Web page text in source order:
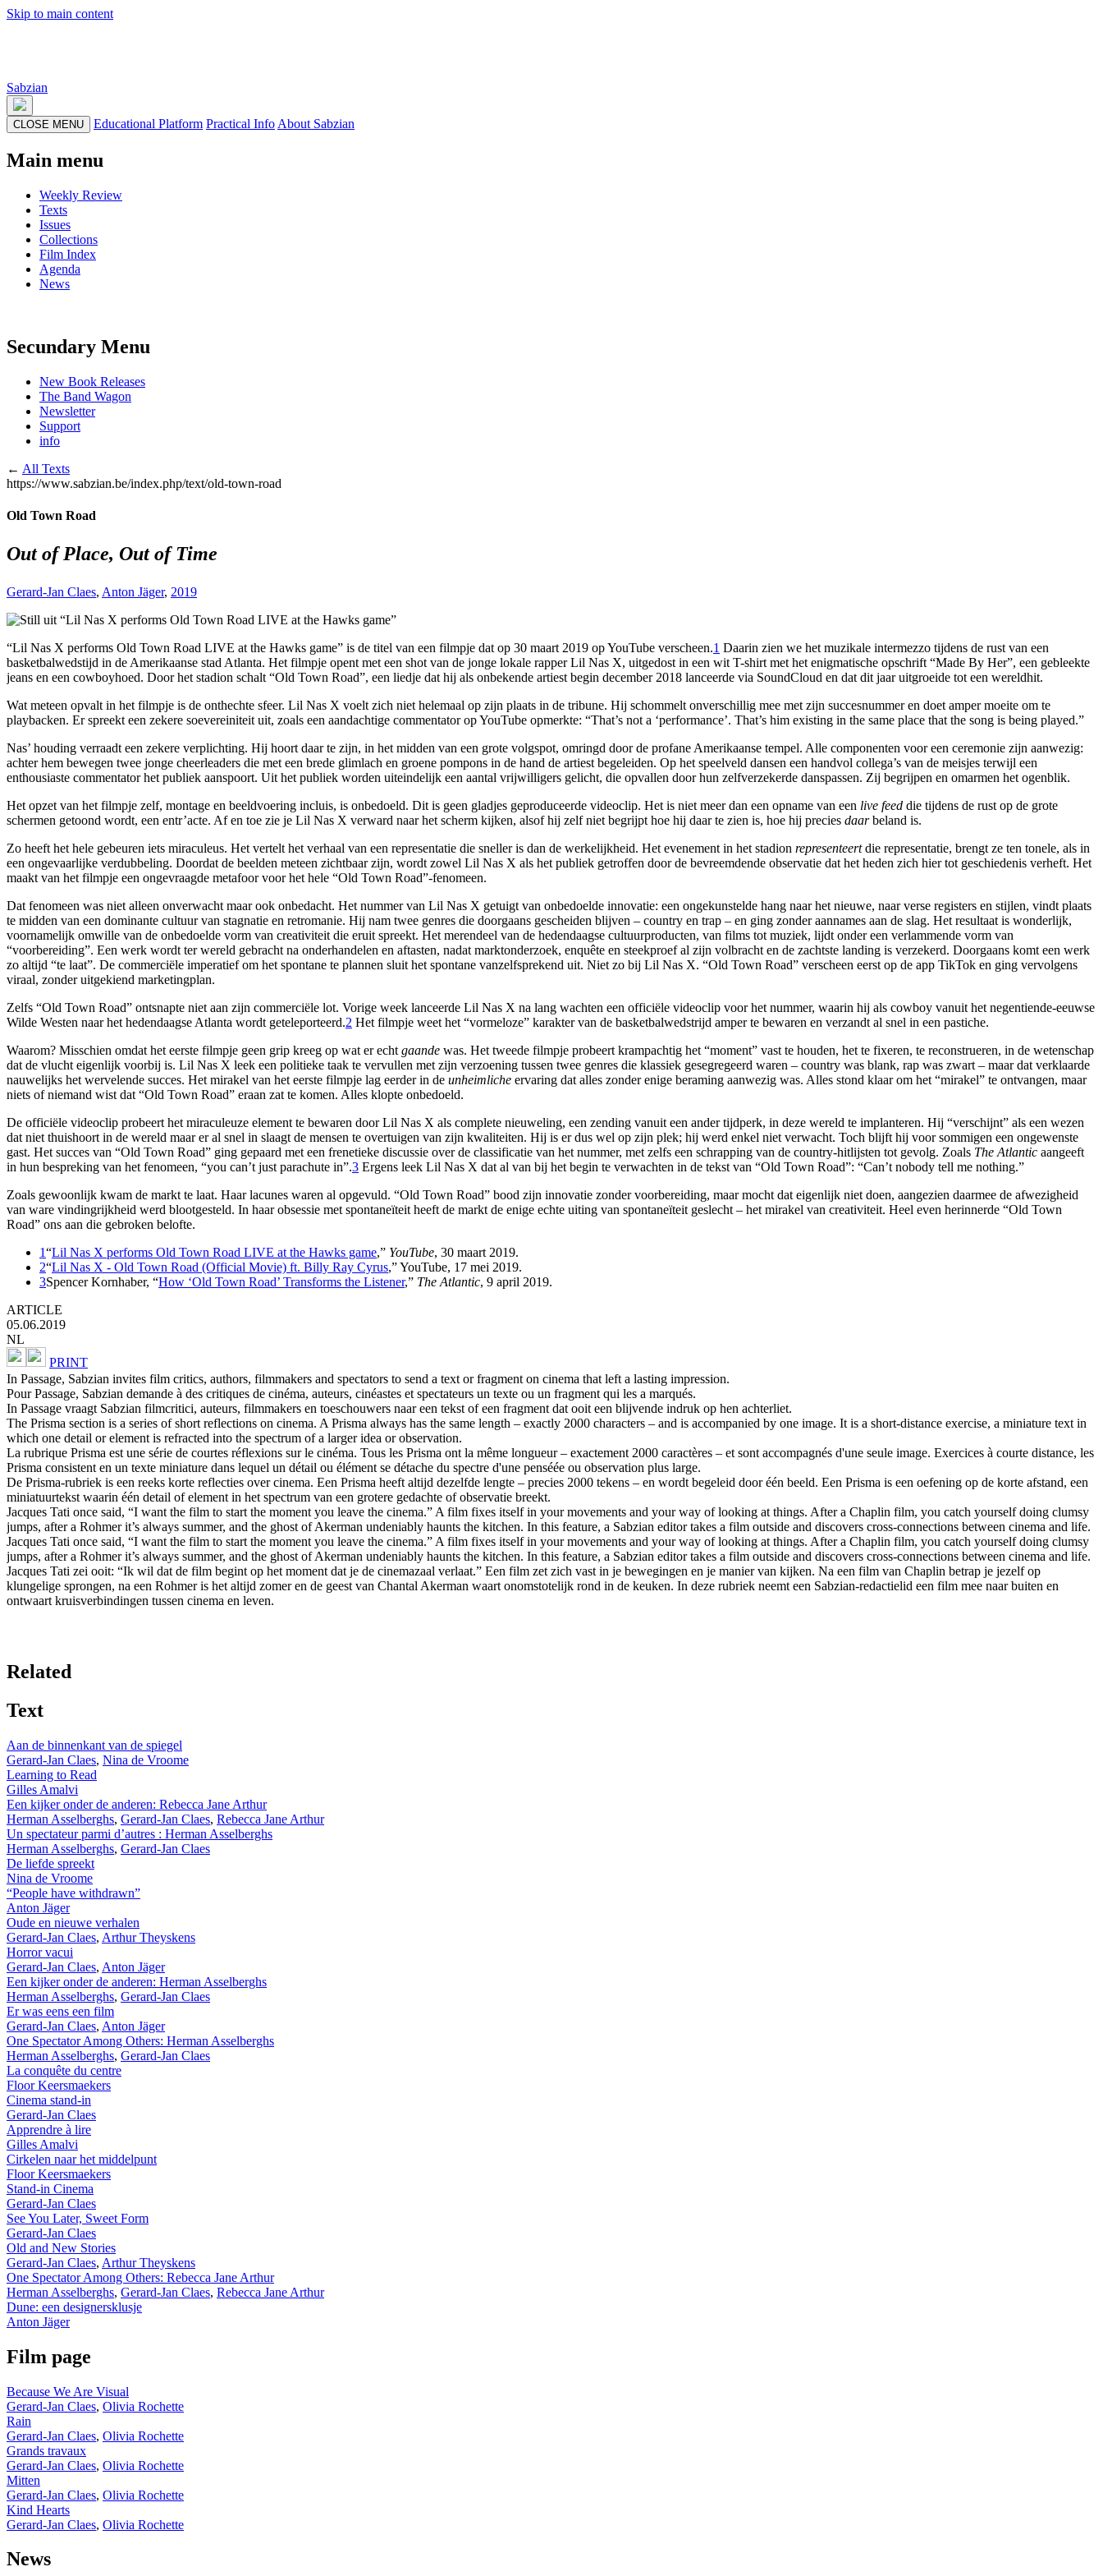
Skip to main content
Sabzian
CLOSE MENU Educational Platform Practical Info About Sabzian
Main menu
Weekly Review
Texts
Issues
Collections
Film Index
Agenda
News
Secundary Menu
New Book Releases
The Band Wagon
Newsletter
Support
info
← All Texts
https://www.sabzian.be/index.php/text/old-town-road
Old Town Road
Out of Place, Out of Time
Gerard-Jan Claes, Anton Jäger, 2019
“Lil Nas X performs Old Town Road LIVE at the Hawks game” is de titel van een filmpje dat op 30 maart 2019 op YouTube verscheen.1 Daarin zien we het muzikale intermezzo tijdens de rust van een
basketbalwedstijd in de Amerikaanse stad Atlanta. Het filmpje opent met een shot van de jonge lokale rapper Lil Nas X, uitgedost in een wit T-shirt met het enigmatische opschrift “Made By Her”, een gebleekte
jeans en een cowboyhoed. Door het stadion schalt “Old Town Road”, een liedje dat hij als onbekende artiest begin december 2018 lanceerde via SoundCloud en dat dit jaar uitgroeide tot een wereldhit.
Wat meteen opvalt in het filmpje is de onthechte sfeer. Lil Nas X voelt zich niet helemaal op zijn plaats in de tribune. Hij schommelt onverschillig mee met zijn succesnummer en doet amper moeite om te
playbacken. Er spreekt een zekere soevereiniteit uit, zoals een aandachtige commentator op YouTube opmerkte: “That’s not a ‘performance’. That’s him existing in the same place that the song is being played.”
Nas’ houding verraadt een zekere verplichting. Hij hoort daar te zijn, in het midden van een grote volgspot, omringd door de profane Amerikaanse tempel. Alle componenten voor een ceremonie zijn aanwezig:
achter hem bewegen twee jonge cheerleaders die met een brede glimlach en groene pompons in de hand de artiest begeleiden. Op het speelveld dansen een handvol collega’s van de meisjes terwijl een
enthousiaste commentator het publiek aanspoort. Uit het publiek worden uiteindelijk een aantal vrijwilligers gelicht, die opvallen door hun zelfverzekerde danspassen. Zij begrijpen en omarmen het ogenblik.
Het opzet van het filmpje zelf, montage en beeldvoering incluis, is onbedoeld. Dit is geen gladjes geproduceerde videoclip. Het is niet meer dan een opname van een live feed die tijdens de rust op de grote
schermen getoond wordt, een entr’acte. Af en toe zie je Lil Nas X verward naar het scherm kijken, alsof hij zelf niet begrijpt hoe hij daar te zien is, hoe hij precies daarbeland is.
Zo heeft het hele gebeuren iets miraculeus. Het vertelt het verhaal van een representatie die sneller is dan de werkelijkheid. Het evenement in het stadion representeertdie representatie, brengt ze ten tonele, als in
een ongevaarlijke verdubbeling. Doordat de beelden meteen zichtbaar zijn, wordt zowel Lil Nas X als het publiek getroffen door de bevreemdende observatie dat het heden zich hier tot geschiedenis verheft. Het
maakt van het filmpje een ongevraagde metafoor voor het hele “Old Town Road”-fenomeen.
Dat fenomeen was niet alleen onverwacht maar ook onbedacht. Het nummer van Lil Nas X getuigt van onbedoelde innovatie: een ongekunstelde hang naar het nieuwe, naar verse registers en stijlen, vindt plaats
te midden van een dominante cultuur van stagnatie en retromanie. Hij nam twee genres die doorgaans gescheiden blijven – country en trap – en ging zonder aannames aan de slag. Het resultaat is wonderlijk,
voornamelijk omwille van de onbedoelde vorm van creativiteit die eruit spreekt. Het merendeel van de hedendaagse cultuurproducten, van films tot muziek, lijdt onder een verlammende vorm van
“voorbereiding”. Een werk wordt ter wereld gebracht na onderhandelen en aftasten, nadat marktonderzoek, enquête en steekproef al zijn volbracht en de zachtste landing is verzekerd. Doorgaans komt een werk
zo altijd “te laat”. De commerciële imperatief om het spontane te plannen sluit het spontane vanzelfsprekend uit. Niet zo bij Lil Nas X. “Old Town Road” verscheen eerst op de app TikTok en ging vervolgens
viraal, zonder uitgekiend marketingplan.
Zelfs “Old Town Road” ontsnapte niet aan zijn commerciële lot. Vorige week lanceerde Lil Nas X na lang wachten een officiële videoclip voor het nummer, waarin hij als cowboy vanuit het negentiende-eeuwse
Wilde Westen naar het hedendaagse Atlanta wordt geteleporteerd.2 Het filmpje weet het “vormeloze” karakter van de basketbalwedstrijd amper te bewaren en verzandt al snel in een pastiche.
Waarom? Misschien omdat het eerste filmpje geen grip kreeg op wat er echt gaande was. Het tweede filmpje probeert krampachtig het “moment” vast te houden, het te fixeren, te reconstrueren, in de wetenschap
dat de vlucht eigenlijk voorbij is. Lil Nas X leek een politieke taak te vervullen met zijn verzoening tussen twee genres die klassiek gesegregeerd waren – country was blank, rap was zwart – maar dat verklaarde
nauwelijks het wervelende succes. Het mirakel van het eerste filmpje lag eerder in de unheimliche ervaring dat alles zonder enige beraming aanwezig was. Alles stond klaar om het “mirakel” te ontvangen, maar
niets of niemand wist dat “Old Town Road” eraan zat te komen. Alles klopte onbedoeld.
De officiële videoclip probeert het miraculeuze element te bewaren door Lil Nas X als complete nieuweling, een zending vanuit een ander tijdperk, in deze wereld te implanteren. Hij “verschijnt” als een wezen
dat niet thuishoort in de wereld maar er al snel in slaagt de mensen te overtuigen van zijn kwaliteiten. Hij is er dus wel op zijn plek; hij werd enkel niet verwacht. Toch blijft hij voor sommigen een ongewenste
gast. Het succes van “Old Town Road” ging gepaard met een frenetieke discussie over de classificatie van het nummer, met zelfs een schrapping van de country-hitlijsten tot gevolg. Zoals The Atlantic aangeeft
in hun bespreking van het fenomeen, “you can’t just parachute in”.3 Ergens leek Lil Nas X dat al van bij het begin te verwachten in de tekst van “Old Town Road”: “Can’t nobody tell me nothing.”
Zoals gewoonlijk kwam de markt te laat. Haar lacunes waren al opgevuld. “Old Town Road” bood zijn innovatie zonder voorbereiding, maar mocht dat eigenlijk niet doen, aangezien daarmee de afwezigheid
van ware vindingrijkheid werd blootgesteld. In haar obsessie met spontaneïteit heeft de markt de enige echte uiting van spontaneïteit geslecht – het mirakel van creativiteit. Heel even herinnerde “Old Town
Road” ons aan die gebroken belofte.
1“Lil Nas X performs Old Town Road LIVE at the Hawks game,” YouTube, 30 maart 2019.
2“Lil Nas X - Old Town Road (Official Movie) ft. Billy Ray Cyrus,” YouTube, 17 mei 2019.
3Spencer Kornhaber, “How ‘Old Town Road’ Transforms the Listener,” The Atlantic, 9 april 2019.
ARTICLE
05.06.2019
NL
PRINT
In Passage, Sabzian invites film critics, authors, filmmakers and spectators to send a text or fragment on cinema that left a lasting impression.
Pour Passage, Sabzian demande à des critiques de cinéma, auteurs, cinéastes et spectateurs un texte ou un fragment qui les a marqués.
In Passage vraagt Sabzian filmcritici, auteurs, filmmakers en toeschouwers naar een tekst of een fragment dat ooit een blijvende indruk op hen achterliet.
The Prisma section is a series of short reflections on cinema. A Prisma always has the same length – exactly 2000 characters – and is accompanied by one image. It is a short-distance exercise, a miniature text in
which one detail or element is refracted into the spectrum of a larger idea or observation.
La rubrique Prisma est une série de courtes réflexions sur le cinéma. Tous les Prisma ont la même longueur – exactement 2000 caractères – et sont accompagnés d'une seule image. Exercices à courte distance, les
Prisma consistent en un texte miniature dans lequel un détail ou élément se détache du spectre d'une penséée ou observation plus large.
De Prisma-rubriek is een reeks korte reflecties over cinema. Een Prisma heeft altijd dezelfde lengte – precies 2000 tekens – en wordt begeleid door één beeld. Een Prisma is een oefening op de korte afstand, een
miniatuurtekst waarin één detail of element in het spectrum van een grotere gedachte of observatie breekt.
Jacques Tati once said, “I want the film to start the moment you leave the cinema.” A film fixes itself in your movements and your way of looking at things. After a Chaplin film, you catch yourself doing clumsy
jumps, after a Rohmer it’s always summer, and the ghost of Akerman undeniably haunts the kitchen. In this feature, a Sabzian editor takes a film outside and discovers cross-connections between cinema and life.
Jacques Tati once said, “I want the film to start the moment you leave the cinema.” A film fixes itself in your movements and your way of looking at things. After a Chaplin film, you catch yourself doing clumsy
jumps, after a Rohmer it’s always summer, and the ghost of Akerman undeniably haunts the kitchen. In this feature, a Sabzian editor takes a film outside and discovers cross-connections between cinema and life.
Jacques Tati zei ooit: “Ik wil dat de film begint op het moment dat je de cinemazaal verlaat.” Een film zet zich vast in je bewegingen en je manier van kijken. Na een film van Chaplin betrap je jezelf op
klungelige sprongen, na een Rohmer is het altijd zomer en de geest van Chantal Akerman waart onomstotelijk rond in de keuken. In deze rubriek neemt een Sabzian-redactielid een film mee naar buiten en
ontwaart kruisverbindingen tussen cinema en leven.
Related
Text
Aan de binnenkant van de spiegel
Gerard-Jan Claes, Nina de Vroome
Learning to Read
Gilles Amalvi
Een kijker onder de anderen: Rebecca Jane Arthur
Herman Asselberghs, Gerard-Jan Claes, Rebecca Jane Arthur
Un spectateur parmi d’autres : Herman Asselberghs
Herman Asselberghs, Gerard-Jan Claes
De liefde spreekt
Nina de Vroome
“People have withdrawn”
Anton Jäger
Oude en nieuwe verhalen
Gerard-Jan Claes, Arthur Theyskens
Horror vacui
Gerard-Jan Claes, Anton Jäger
Een kijker onder de anderen: Herman Asselberghs
Herman Asselberghs, Gerard-Jan Claes
Er was eens een film
Gerard-Jan Claes, Anton Jäger
One Spectator Among Others: Herman Asselberghs
Herman Asselberghs, Gerard-Jan Claes
La conquête du centre
Floor Keersmaekers
Cinema stand-in
Gerard-Jan Claes
Apprendre à lire
Gilles Amalvi
Cirkelen naar het middelpunt
Floor Keersmaekers
Stand-in Cinema
Gerard-Jan Claes
See You Later, Sweet Form
Gerard-Jan Claes
Old and New Stories
Gerard-Jan Claes, Arthur Theyskens
One Spectator Among Others: Rebecca Jane Arthur
Herman Asselberghs, Gerard-Jan Claes, Rebecca Jane Arthur
Dune: een designersklusje
Anton Jäger
Film page
Because We Are Visual
Gerard-Jan Claes, Olivia Rochette
Rain
Gerard-Jan Claes, Olivia Rochette
Grands travaux
Gerard-Jan Claes, Olivia Rochette
Mitten
Gerard-Jan Claes, Olivia Rochette
Kind Hearts
Gerard-Jan Claes, Olivia Rochette
News